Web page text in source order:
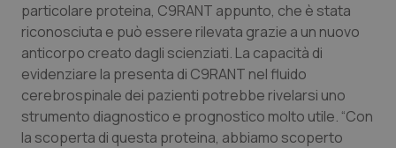
Provincia Autonoma di Trento
Puglia
Sardegna
Ipertensione & Scompenso
Malattie rare
Malattia di Crohn & Rettocolite Ulcerosa
particolare proteina, C9RANT appunto, che è stata
riconosciuta e può essere rilevata grazie a un nuovo
anticorpo creato dagli scienziati. La capacità di
evidenziare la presenta di C9RANT nel fluido
cerebrospinale dei pazienti potrebbe rivelarsi uno
strumento diagnostico e prognostico molto utile. “Con
la scoperta di questa proteina, abbiamo scoperto